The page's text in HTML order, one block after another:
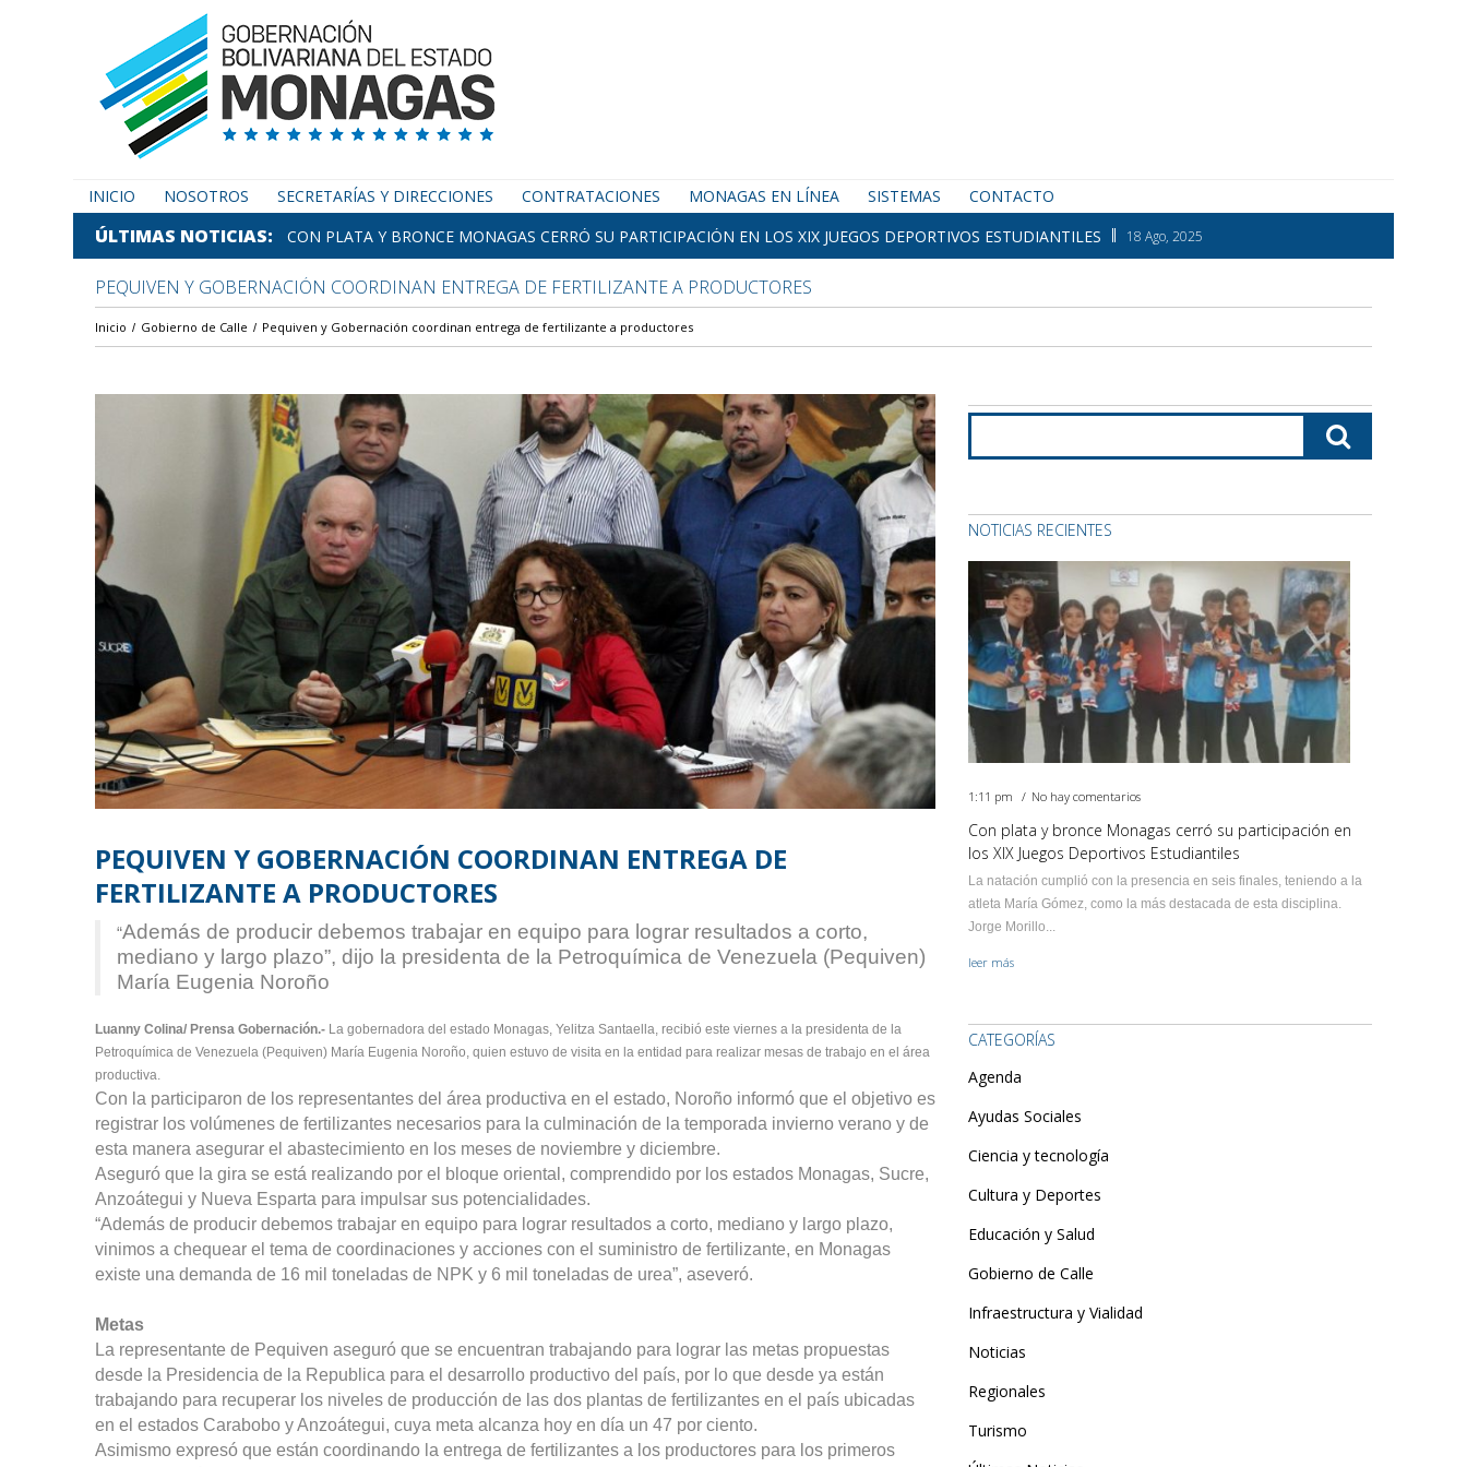
INICIO NOSOTROS SECRETARÍAS Y DIRECCIONES CONTRATACIONES MONAGAS EN LÍNEA SISTEMAS CONTACTO
ÚLTIMAS NOTICIAS 18 Ago, 2025
CON PLATA Y BRONCE MONAGAS CERRÓ SU PARTICIPACIÓN EN LOS XIX JUEGOS DEPORTIVOS ESTUDIANTILES
PEQUIVEN Y GOBERNACIÓN COORDINAN ENTREGA DE FERTILIZANTE A PRODUCTORES
Inicio Gobierno de Calle Pequiven y Gobernación coordinan entrega de fertilizante a productores
PEQUIVEN Y GOBERNACIÓN COORDINAN ENTREGA DE
FERTILIZANTE A PRODUCTORES
“Además de producir debemos trabajar en equipo para lograr resultados a corto,
mediano y largo plazo”, dijo la presidenta de la Petroquímica de Venezuela (Pequiven)
María Eugenia Noroño
Luanny Colina/ Prensa Gobernación.- La gobernadora del estado Monagas, Yelitza Santaella, recibió este viernes a la presidenta de la
Petroquímica de Venezuela (Pequiven) María Eugenia Noroño, quien estuvo de visita en la entidad para realizar mesas de trabajo en el área
productiva.
Con la participaron de los representantes del área productiva en el estado, Noroño informó que el objetivo es
registrar los volúmenes de fertilizantes necesarios para la culminación de la temporada invierno verano y de
esta manera asegurar el abastecimiento en los meses de noviembre y diciembre.
Aseguró que la gira se está realizando por el bloque oriental, comprendido por los estados Monagas, Sucre,
Anzoátegui y Nueva Esparta para impulsar sus potencialidades.
“Además de producir debemos trabajar en equipo para lograr resultados a corto, mediano y largo plazo,
vinimos a chequear el tema de coordinaciones y acciones con el suministro de fertilizante, en Monagas
existe una demanda de 16 mil toneladas de NPK y 6 mil toneladas de urea”, aseveró.
Metas
La representante de Pequiven aseguró que se encuentran trabajando para lograr las metas propuestas
desde la Presidencia de la Republica para el desarrollo productivo del país, por lo que desde ya están
trabajando para recuperar los niveles de producción de las dos plantas de fertilizantes en el país ubicadas
en el estados Carabobo y Anzoátegui, cuya meta alcanza hoy en día un 47 por ciento.
Asimismo expresó que están coordinando la entrega de fertilizantes a los productores para los primeros
NOTICIAS RECIENTES
1:11 pm No hay comentarios
Con plata y bronce Monagas cerró su participación en
los XIX Juegos Deportivos Estudiantiles
La natación cumplió con la presencia en seis finales, teniendo a la
atleta María Gómez, como la más destacada de esta disciplina.
Jorge Morillo...
leer más
CATEGORÍAS
Agenda
Ayudas Sociales
Ciencia y tecnología
Cultura y Deportes
Educación y Salud
Gobierno de Calle
Infraestructura y Vialidad
Noticias
Regionales
Turismo